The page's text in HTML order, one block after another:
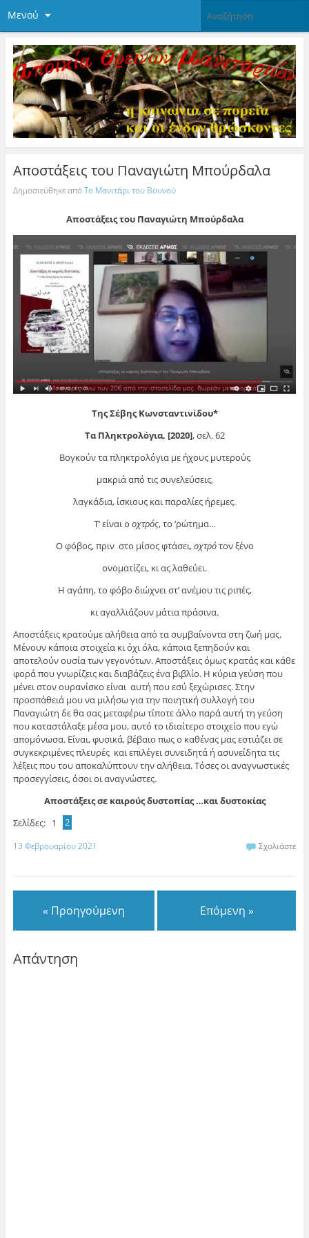
Μενού
Αποστάξεις του Παναγιώτη Μπούρδαλα
Δημοσιεύθηκε απόΤο Μανιτάρι του Βουνού
Αποστάξεις του Παναγιώτη Μπούρδαλα
Της Σέβης Κωνσταντινίδου*
Τα Πληκτρολόγια, [2020], σελ. 62
Βογκούν τα πληκτρολόγια με ήχους μυτερούς
μακριά από τις συνελεύσεις,
λαγκάδια, ίσκιους και παραλίες ήρεμες.
Τ’ είναι ο οχτρός, το ‘ρώτημα…
Ο φόβος, πριν στο μίσος φτάσει,οχτρότον ξένο
ονοματίζει, κι ας λαθεύει.
Η αγάπη, το φόβο διώχνει στ’ ανέμου τις ριπές,
κι αγαλλιάζουν μάτια πράσινα.
Αποστάξεις κρατούμε αλήθεια από τα συμβαίνοντα στη ζωή μας.
Μένουν κάποια στοιχεία κι όχι όλα, κάποια ξεπηδούν και
αποτελούν ουσία των γεγονότων. Αποστάξεις όμως κρατάς και κάθε
φορά που γνωρίζεις και διαβάζεις ένα βιβλίο. Η κύρια γεύση που
μένει στον ουρανίσκο είναι αυτή που εσύ ξεχώρισες. Στην
προσπάθειά μου να μιλήσω για την ποιητική συλλογή του
Παναγιώτη δε θα σας μεταφέρω τίποτε άλλο παρά αυτή τη γεύση
που καταστάλαξε μέσα μου, αυτό το ιδιαίτερο στοιχείο που εγώ
απομόνωσα. Είναι, φυσικά, βέβαιο πως ο καθένας μας εστιάζει σε
συγκεκριμένες πλευρές και επιλέγει συνειδητά ή ασυνείδητα τις
λέξεις που του αποκαλύπτουν την αλήθεια. Τόσες οι αναγνωστικές
προσεγγίσεις, όσοι οι αναγνώστες.
Αποστάξεις σε καιρούς δυστοπίας …και δυστοκίας
Σελίδες: 1 2
13 Φεβρουαρίου 2021 Σχολιάστε
« Προηγούμενη Επόμενη »
Απάντηση